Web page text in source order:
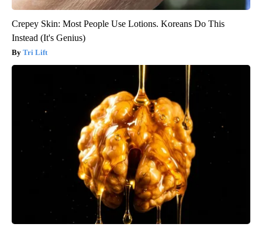
Crepey Skin: Most People Use Lotions. Koreans Do This
Instead (It's Genius)
Tri Lift